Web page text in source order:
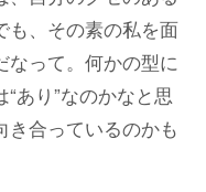
も、その素の私を面
なって。何かの型に
あり”なのかなと思
き合っているのかも